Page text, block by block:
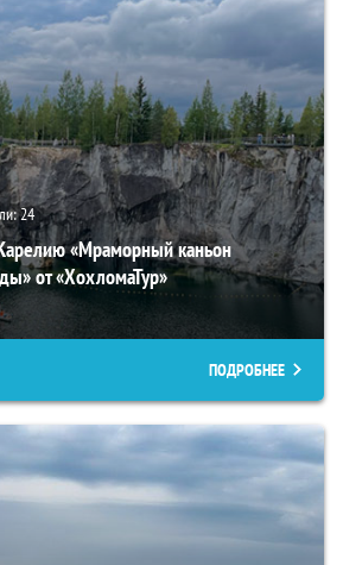
24
«Мраморный каньон
от «ХохломаТур»
ПОДРОБНЕЕ